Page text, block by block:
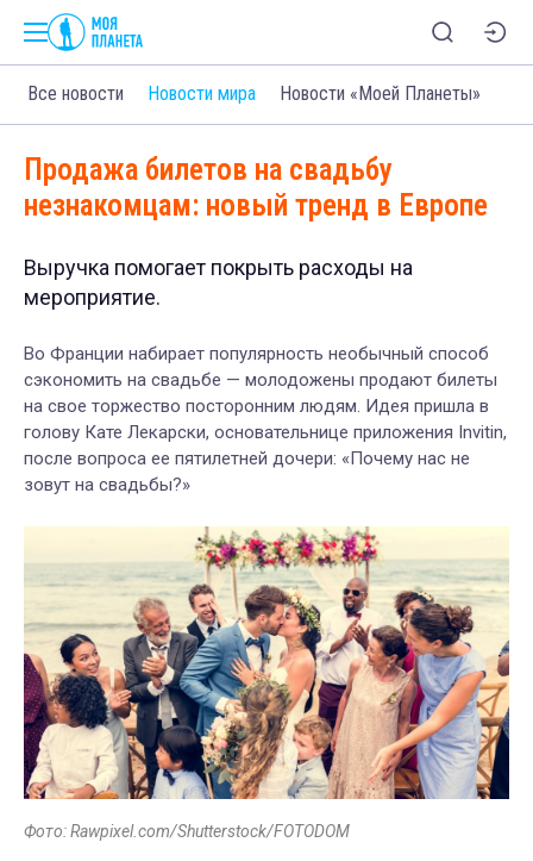
Все новости Новости мира Новости «Моей Планеты»
Продажа билетов на свадьбу
незнакомцам: новый тренд в Европе
Выручка помогает покрыть расходы на
мероприятие.
Во Франции набирает популярность необычный способ
сэкономить на свадьбе — молодожены продают билеты
на свое торжество посторонним людям. Идея пришла в
голову Кате Лекарски, основательнице приложения Invitin,
после вопроса ее пятилетней дочери: «Почему нас не
зовут на свадьбы?»
Фото: Rawpixel.com/Shutterstock/FOTODOM